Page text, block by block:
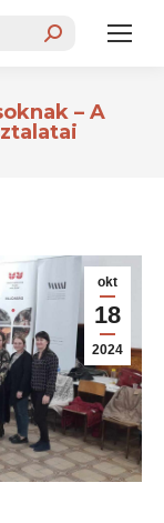
– A
okt
18
2024